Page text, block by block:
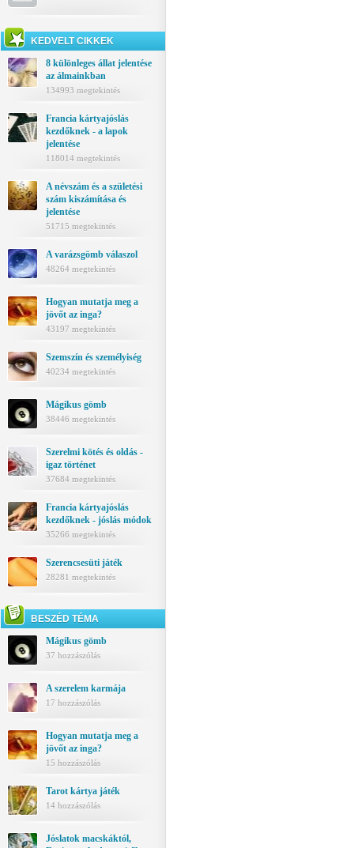
KEDVELT CIKKEK
8 különleges állat jelentése
az álmainkban
134993 megtekintés
Francia kártyajóslás
kezdőknek - a lapok
jelentése
118014 megtekintés
A névszám és a születési
szám kiszámítása és
jelentése
51715 megtekintés
A varázsgömb válaszol
48264 megtekintés
Hogyan mutatja meg a
jövőt az inga?
43197 megtekintés
Szemszín és személyiség
40234 megtekintés
Mágikus gömb
38446 megtekintés
Szerelmi kötés és oldás -
igaz történet
37684 megtekintés
Francia kártyajóslás
kezdőknek - jóslás módok
35266 megtekintés
Szerencsesüti játék
28281 megtekintés
BESZÉD TÉMA
Mágikus gömb
37 hozzászólás
A szerelem karmája
17 hozzászólás
Hogyan mutatja meg a
jövőt az inga?
15 hozzászólás
Tarot kártya játék
14 hozzászólás
Jóslatok macskáktól,